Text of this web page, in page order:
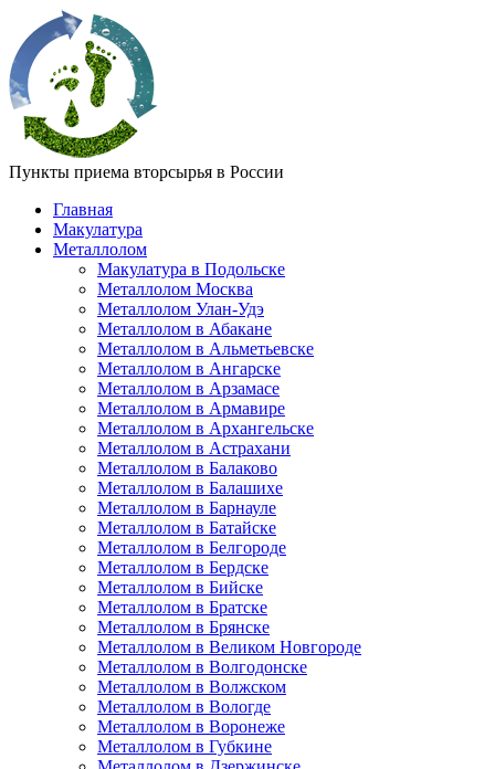
Пункты приема вторсырья в России
Главная
Макулатура
Металлолом
Макулатура в Подольске
Металлолом Москва
Металлолом Улан-Удэ
Металлолом в Абакане
Металлолом в Альметьевске
Металлолом в Ангарске
Металлолом в Арзамасе
Металлолом в Армавире
Металлолом в Архангельске
Металлолом в Астрахани
Металлолом в Балаково
Металлолом в Балашихе
Металлолом в Барнауле
Металлолом в Батайске
Металлолом в Белгороде
Металлолом в Бердске
Металлолом в Бийске
Металлолом в Братске
Металлолом в Брянске
Металлолом в Великом Новгороде
Металлолом в Волгодонске
Металлолом в Волжском
Металлолом в Вологде
Металлолом в Воронеже
Металлолом в Губкине